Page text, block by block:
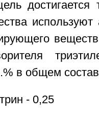
используют
в общем
- 0,25